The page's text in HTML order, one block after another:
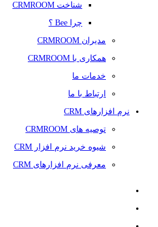
شناخت CRMROOM
چرا Bee ؟
مدیران CRMROOM
همکاری با CRMROOM
خدمات ما
ارتباط با ما
نرم افزارهای CRM
توصیه های CRMROOM
شیوه خرید نرم افزار CRM
معرفی نرم افزارهای CRM